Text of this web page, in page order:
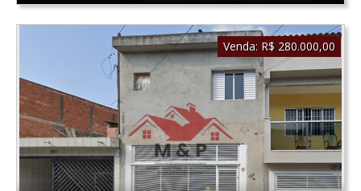
Venda: R$ 280.000,00